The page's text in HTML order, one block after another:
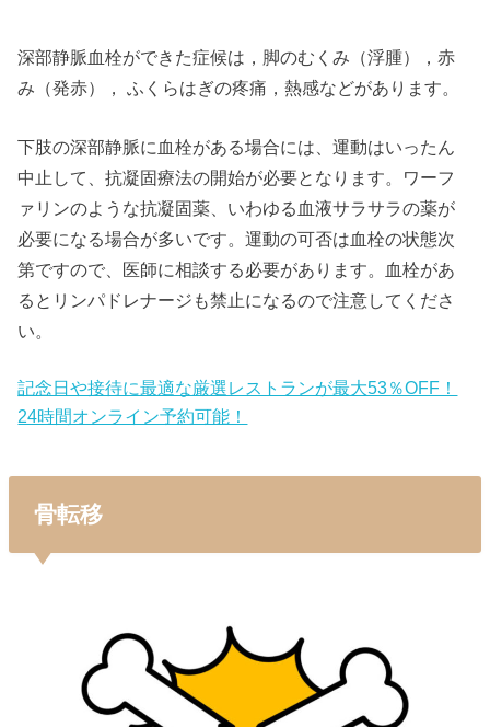
深部静脈血栓ができた症候は，脚のむくみ（浮腫），赤
み（発赤）， ふくらはぎの疼痛，熱感などがあります。
下肢の深部静脈に血栓がある場合には、運動はいったん
中止して、抗凝固療法の開始が必要となります。ワーフ
ァリンのような抗凝固薬、いわゆる血液サラサラの薬が
必要になる場合が多いです。運動の可否は血栓の状態次
第ですので、医師に相談する必要があります。血栓があ
るとリンパドレナージも禁止になるので注意してくださ
い。
記念日や接待に最適な厳選レストランが最大53％OFF！
24時間オンライン予約可能！
骨転移